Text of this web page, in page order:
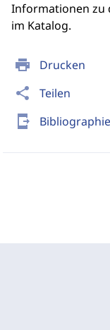
print Drucken
share Teilen
send_to_mobile
Informationen zu
im Katalog.